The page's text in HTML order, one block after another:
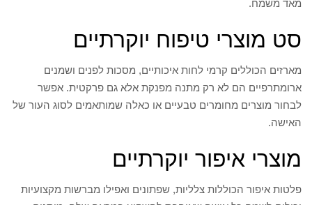
מאד משמח.
סט מוצרי טיפוח יוקרתיים
מארזים הכוללים קרמי לחות איכותיים, מסכות לפנים ושמנים
ארומתרפיים הם לא רק מתנה מפנקת אלא גם פרקטית. אפשר
לבחור מוצרים מחומרים טבעיים או כאלה שמותאמים לסוג העור של
האישה.
מוצרי איפור יוקרתיים
פלטות איפור הכוללות צלליות, שפתונים ואפילו מברשות מקצועיות